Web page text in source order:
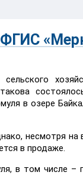
в озере
несмотря на
в продаже.
в том числе –